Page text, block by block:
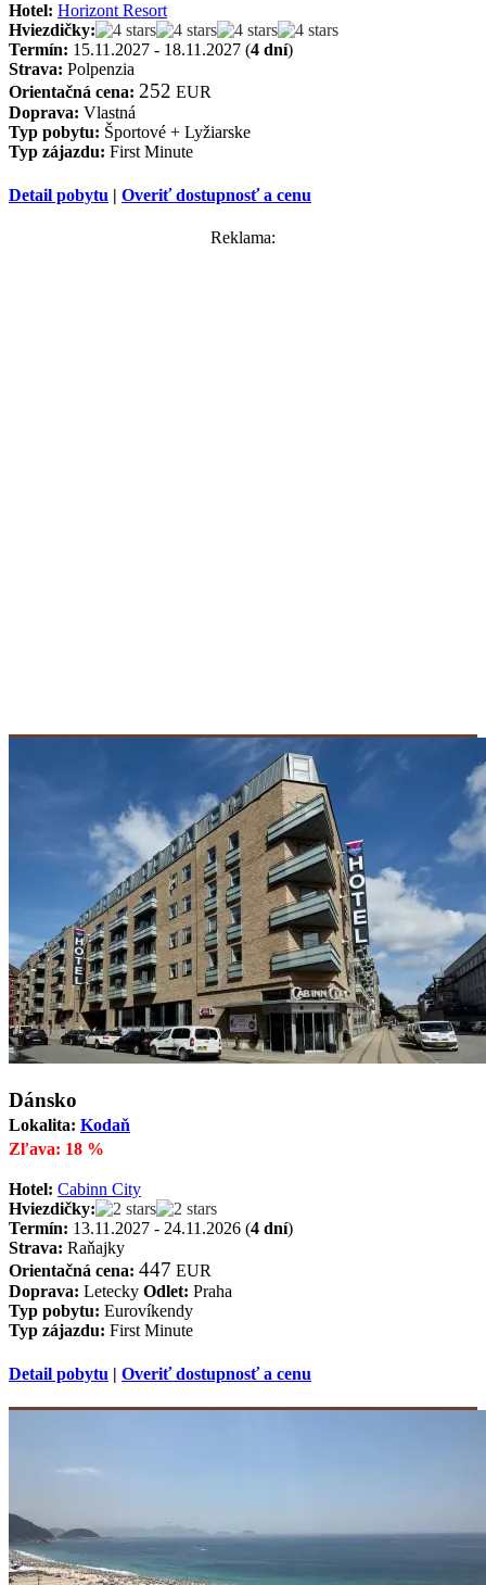
Hotel: Horizont Resort
Hviezdičky:
Termín: 15.11.2027 - 18.11.2027 (4 dní)
Strava: Polpenzia
Orientačná cena: 252 EUR
Doprava: Vlastná
Typ pobytu: Športové + Lyžiarske
Typ zájazdu: First Minute
Detail pobytu | Overiť dostupnosť a cenu
Reklama:
Dánsko
Lokalita: Kodaň
Zľava: 18 %
Hotel: Cabinn City
Hviezdičky:
Termín: 13.11.2027 - 24.11.2026 (4 dní)
Strava: Raňajky
Orientačná cena: 447 EUR
Doprava: Letecky Odlet: Praha
Typ pobytu: Eurovíkendy
Typ zájazdu: First Minute
Detail pobytu | Overiť dostupnosť a cenu